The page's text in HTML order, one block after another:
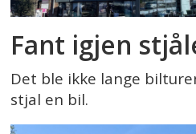
Fant igjen
Det ble ikke lange
stjal en bil.